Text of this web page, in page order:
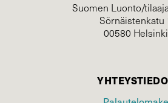
Suomen Luonto/
Sörnäistenkatu
00580 Helsinki